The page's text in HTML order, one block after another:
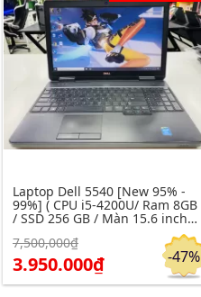
Click để xem chi tiết Đặt hàng
Laptop Dell 5540 [New 95% -
99%] ( CPU i5-4200U/ Ram 8GB
/ SSD 256 GB / Màn 15.6 inch
7,500,000₫
3.950.000₫ -47%